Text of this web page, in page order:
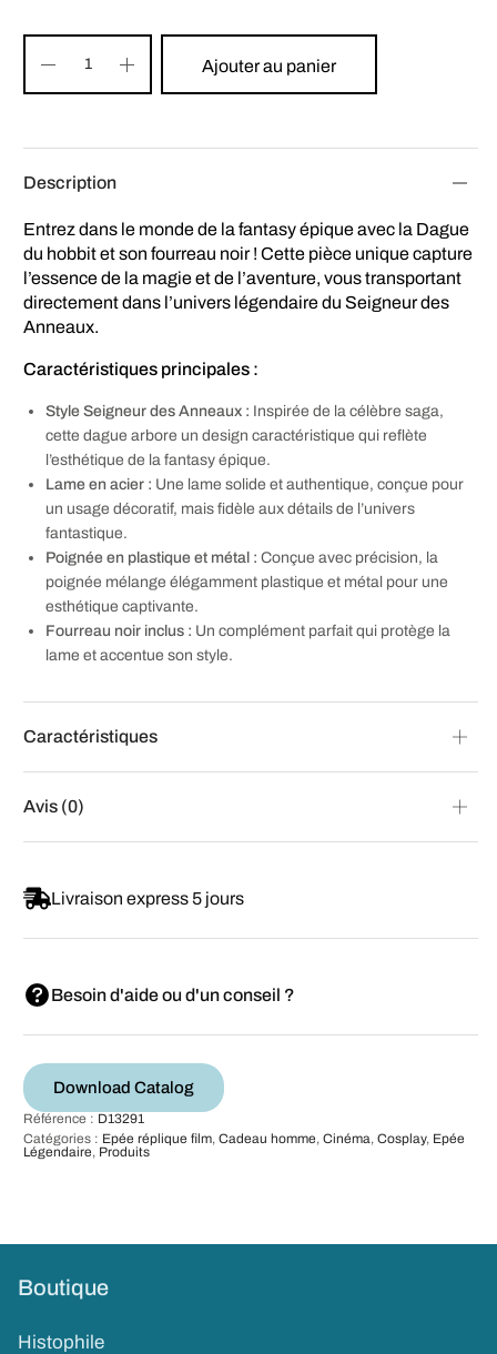
Ajouter au panier
Description
Entrez dans le monde de la fantasy épique avec la Dague
du hobbit et son fourreau noir ! Cette pièce unique capture
l’essence de la magie et de l’aventure, vous transportant
directement dans l’univers légendaire du Seigneur des
Anneaux.
Caractéristiques principales :
Style Seigneur des Anneaux : Inspirée de la célèbre saga,
cette dague arbore un design caractéristique qui reflète
l’esthétique de la fantasy épique.
Lame en acier : Une lame solide et authentique, conçue pour
un usage décoratif, mais fidèle aux détails de l’univers
fantastique.
Poignée en plastique et métal : Conçue avec précision, la
poignée mélange élégamment plastique et métal pour une
esthétique captivante.
Fourreau noir inclus : Un complément parfait qui protège la
lame et accentue son style.
Caractéristiques
Avis (0)
Livraison express 5 jours
Besoin d'aide ou d'un conseil ?
Download Catalog
Référence : D13291
Catégories : Epée réplique film, Cadeau homme, Cinéma, Cosplay, Epée
Légendaire, Produits
Boutique
Histophile